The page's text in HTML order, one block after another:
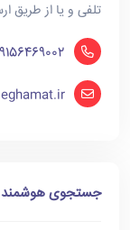
تلفی و یا از طریق
جستجوی هوشمند